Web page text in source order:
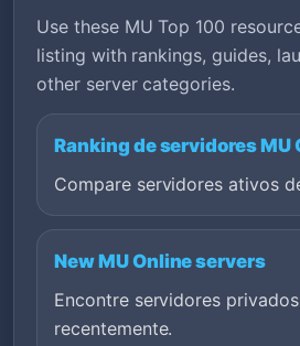
Use these MU Top 100
listing with rankings, guides,
other server categories.
Ranking de servidores MU
Compare servidores ativos
New MU Online servers
Encontre servidores
recentemente.